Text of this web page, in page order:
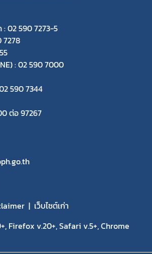
02 590 7273-5
7278
: 02 590 7000
590 7344
ต่อ 97267
เว็บไซต์เก่า
Firefox v.20+, Safari v.5+, Chrome